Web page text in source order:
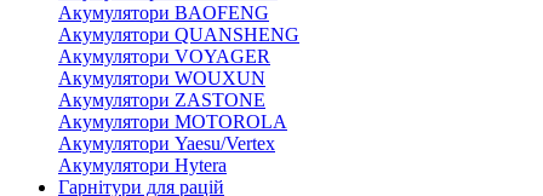
Акумулятори BAOFENG
Акумулятори QUANSHENG
Акумулятори VOYAGER
Акумулятори WOUXUN
Акумулятори ZASTONE
Акумулятори MOTOROLA
Акумулятори Yaesu/Vertex
Акумулятори Hytera
Гарнітури для рацій